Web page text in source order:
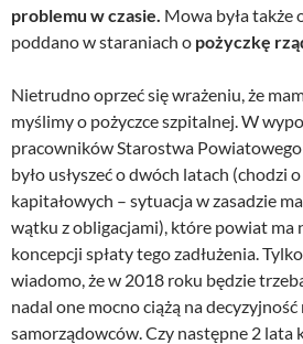
problemu w czasie. Mowa była także
poddano w staraniach o pożyczkę
Nietrudno oprzeć się wrażeniu, że
myślimy o pożyczce szpitalnej. W
pracowników Starostwa
było usłyszeć o dwóch latach (chodzi
kapitałowych – sytuacja w zasadzie
wątku z obligacjami), które powiat ma
koncepcji spłaty tego zadłużenia.
wiadomo, że w 2018 roku będzie
nadal one mocno ciążą na decyzyjność
samorządowców. Czy następne 2 lata